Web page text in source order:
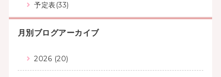
予定表(33)
月別ブログアーカイブ
2026 (20)